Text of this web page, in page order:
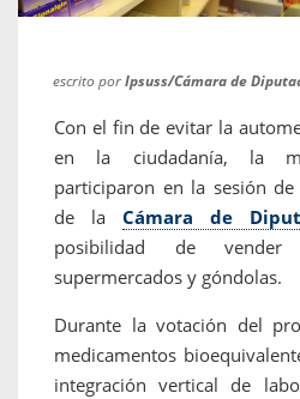
escrito porIpsuss/Cámara de
Con el fin de evitar la
en la ciudadanía, la
participaron en la sesión
de la Cámara de
posibilidad de vender
supermercados y góndolas.
Durante la votación del
medicamentos
integración vertical de